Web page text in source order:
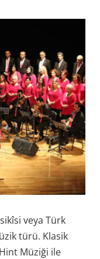
veya Türk
türü. Klasik
Müziği ile